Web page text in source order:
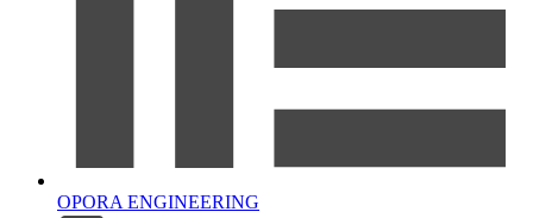
OPORA ENGINEERING